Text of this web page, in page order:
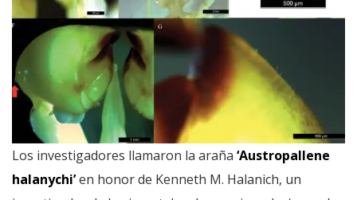
Los investigadores llamaron la araña ‘Austropallene
halanychi’en honor de Kenneth M. Halanich, un